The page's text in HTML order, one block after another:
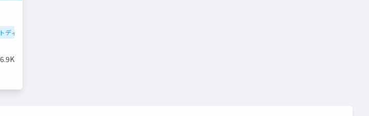
ディスカバリー
6.9K